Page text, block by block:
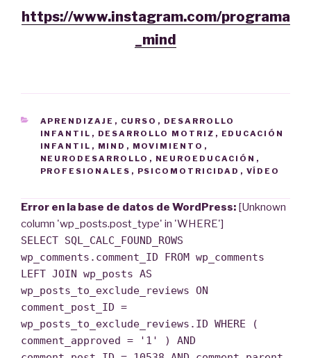
https://www.instagram.com/programa
_mind
CATEGORÍAS
APRENDIZAJE , CURSO , DESARROLLO
INFANTIL , DESARROLLO MOTRIZ , EDUCACIÓN
INFANTIL , MIND , MOVIMIENTO ,
NEURODESARROLLO , NEUROEDUCACIÓN ,
PROFESIONALES , PSICOMOTRICIDAD , VÍDEO
Error en la base de datos de WordPress: [Unknown
column 'wp_posts.post_type' in 'WHERE']
SELECT SQL_CALC_FOUND_ROWS
wp_comments.comment_ID FROM wp_comments
LEFT JOIN wp_posts AS
wp_posts_to_exclude_reviews ON
comment_post_ID =
wp_posts_to_exclude_reviews.ID WHERE (
comment_approved = '1' ) AND